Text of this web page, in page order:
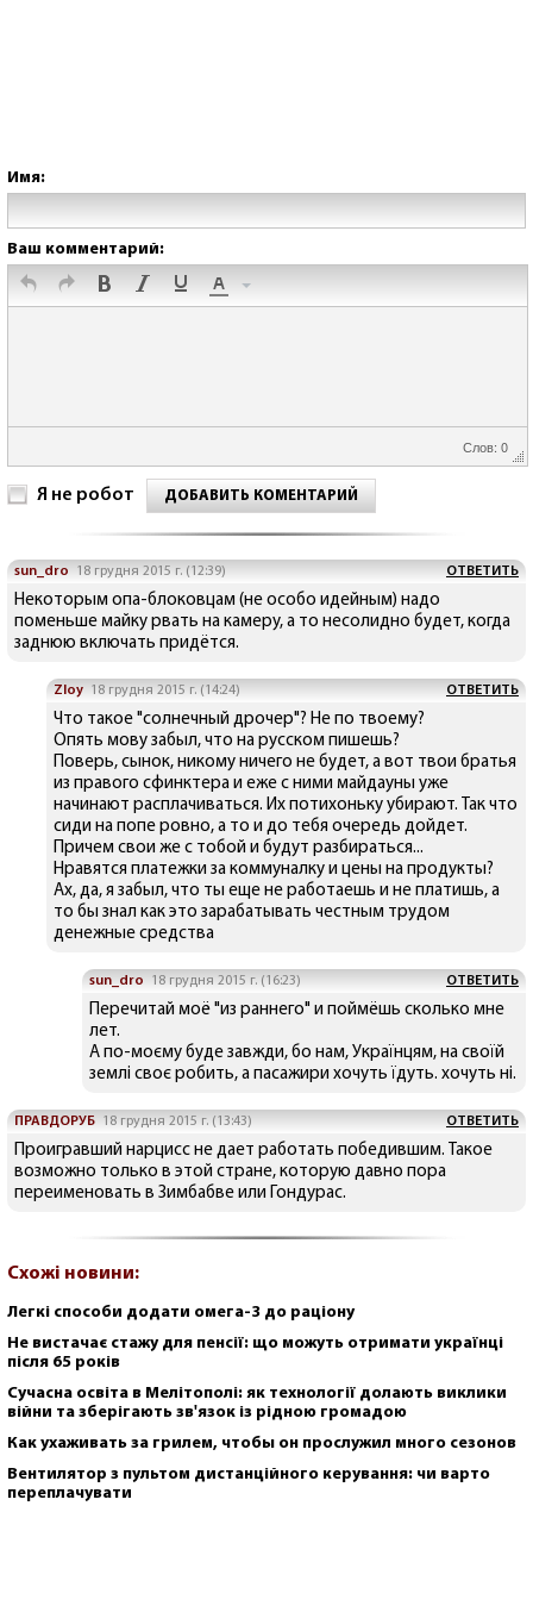
Имя:
Ваш комментарий:
Слов: 0
Я не робот ДОБАВИТЬ КОМЕНТАРИЙ
sun_dro 18 грудня 2015 г. (12:39) ОТВЕТИТЬ
Некоторым опа-блоковцам (не особо идейным) надо
поменьше майку рвать на камеру, а то несолидно будет, когда
заднюю включать придётся.
Zloy 18 грудня 2015 г. (14:24) ОТВЕТИТЬ
Что такое "солнечный дрочер"? Не по твоему?
Опять мову забыл, что на русском пишешь?
Поверь, сынок, никому ничего не будет, а вот твои братья
из правого сфинктера и еже с ними майдауны уже
начинают расплачиваться. Их потихоньку убирают. Так что
сиди на попе ровно, а то и до тебя очередь дойдет.
Причем свои же с тобой и будут разбираться...
Нравятся платежки за коммуналку и цены на продукты?
Ах, да, я забыл, что ты еще не работаешь и не платишь, а
то бы знал как это зарабатывать честным трудом
денежные средства
sun_dro 18 грудня 2015 г. (16:23) ОТВЕТИТЬ
Перечитай моё "из раннего" и поймёшь сколько мне
лет.
А по-моєму буде завжди, бо нам, Українцям, на своїй
землі своє робить, а пасажири хочуть їдуть. хочуть ні.
ПРАВДОРУБ 18 грудня 2015 г. (13:43) ОТВЕТИТЬ
Проигравший нарцисс не дает работать победившим. Такое
возможно только в этой стране, которую давно пора
переименовать в Зимбабве или Гондурас.
Схожі новини:
Легкі способи додати омега-3 до раціону
Не вистачає стажу для пенсії: що можуть отримати українці
після 65 років
Сучасна освіта в Мелітополі: як технології долають виклики
війни та зберігають зв'язок із рідною громадою
Как ухаживать за грилем, чтобы он прослужил много сезонов
Вентилятор з пультом дистанційного керування: чи варто
переплачувати